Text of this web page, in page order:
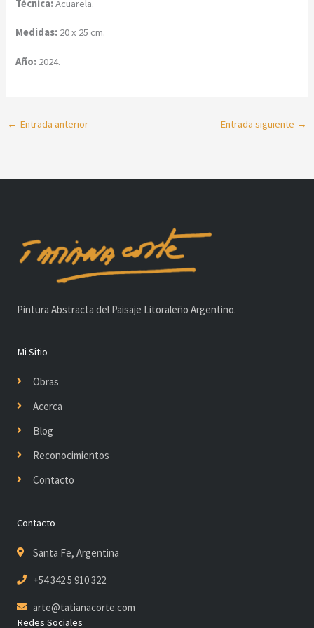
Técnica: Acuarela.
Medidas: 20 x 25 cm.
Año: 2024.
← Entrada anterior Entrada siguiente →
Pintura Abstracta del Paisaje Litoraleño Argentino.
Mi Sitio
Obras
Acerca
Blog
Reconocimientos
Contacto
Contacto
Santa Fe, Argentina
+54 342 5 910 322
arte@tatianacorte.com
Redes Sociales